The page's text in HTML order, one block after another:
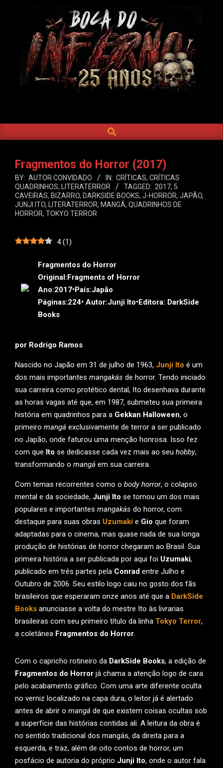
DO
INFERNO
Navigation
SEARCH
Fragmentos do Horror (2017)
BY: AUTOR CONVIDADO IN: CRÍTICAS, CRÍTICAS
QUADRINHOS, LITERATERROR TAGGED: 2017, 5
CAVEIRAS, BIZARRO, DARKSIDE BOOKS, J-HORROR, JAPÃO,
JUNJI ITO, LITERATERROR, MANGÁ, QUADRINHOS DE
HORROR, TOKYO TERROR
4 (1)
Fragmentos do Horror
Original:Fragments of Horror
Ano:2017•País:Japão
Páginas:224• Autor:Junji Ito•Editora: DarkSide
Books
por Rodrigo Ramos
Nascido no Japão em 31 de julho de 1963, Junji Ito é um
dos mais importantes mangakás de horror. Tendo iniciado
sua carreira como protético dental, Ito desenhava durante
as horas vagas até que, em 1987, submeteu sua primeira
história em quadrinhos para a Gekkan Halloween, o
primeiro mangá exclusivamente de terror a ser publicado
no Japão, onde faturou uma menção honrosa. Isso fez
com que Ito se dedicasse cada vez mais ao seu hobby,
transformando o mangá em sua carreira.
Com temas recorrentes como o body horror, o colapso
mental e da sociedade, Junji Ito se tornou um dos mais
populares e importantes mangakás do horror, com
destaque para suas obras Uzumaki e Gio que foram
adaptadas para o cinema, mas quase nada de sua longa
produção de histórias de horror chegaram ao Brasil. Sua
primeira história a ser publicada por aqui foi Uzumaki,
publicado em três partes pela Conrad entre Julho e
Outubro de 2006. Seu estilo logo caiu no gosto dos fãs
brasileiros que esperaram onze anos até que a DarkSide
Books anunciasse a volta do mestre Ito às livrarias
brasileiras com seu primeiro título da linha Tokyo Terror,
a coletânea Fragmentos do Horror.
Com o capricho rotineiro da DarkSide Books, a edição de
Fragmentos do Horror já chama a atenção logo de cara
pelo acabamento gráfico. Com uma arte diferente oculta
no verniz localizado na capa dura, o leitor já é alertado
antes de abrir o mangá de que existem coisas ocultas sob
a superfície das histórias contidas ali. A leitura da obra é
no sentido tradicional dos mangás, da direita para a
esquerda, e traz, além de oito contos de horror, um
posfácio de autoria do próprio Junji Ito, onde o autor fala